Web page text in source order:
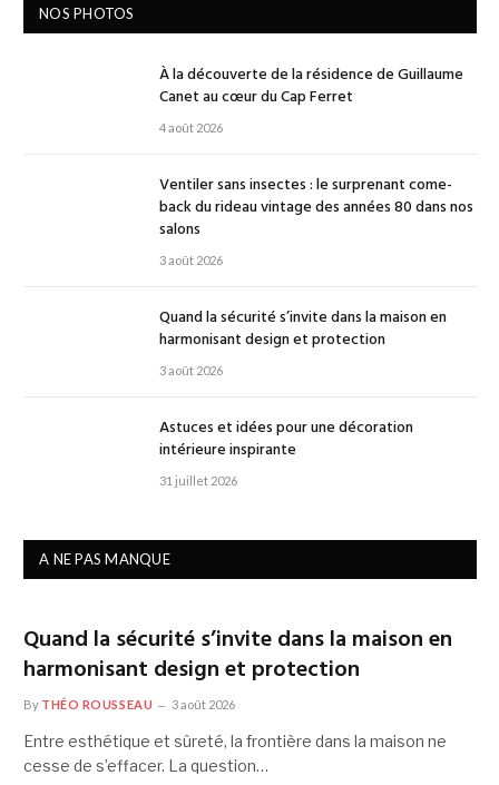
NOS PHOTOS
À la découverte de la résidence de Guillaume
Canet au cœur du Cap Ferret
4 août 2026
Ventiler sans insectes : le surprenant come-
back du rideau vintage des années 80 dans nos
salons
3 août 2026
Quand la sécurité s’invite dans la maison en
harmonisant design et protection
3 août 2026
Astuces et idées pour une décoration
intérieure inspirante
31 juillet 2026
A NE PAS MANQUE
Quand la sécurité s’invite dans la maison en
harmonisant design et protection
By THÉO ROUSSEAU 3 août 2026
Entre esthétique et sûreté, la frontière dans la maison ne
cesse de s’effacer. La question…